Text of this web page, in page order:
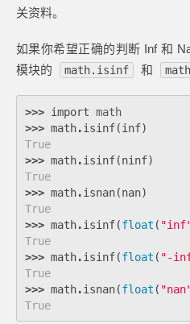
关资料。
如果你希望正确的判断 Inf 和
模块的
math.isinf 和
>>> import math
>>> math.isinf(inf)
True
>>> math.isinf(ninf)
True
>>> math.isnan(nan)
True
>>> math.isinf(float (
True
>>> math.isinf(float ( "-
True
>>> math.isnan(float (
True